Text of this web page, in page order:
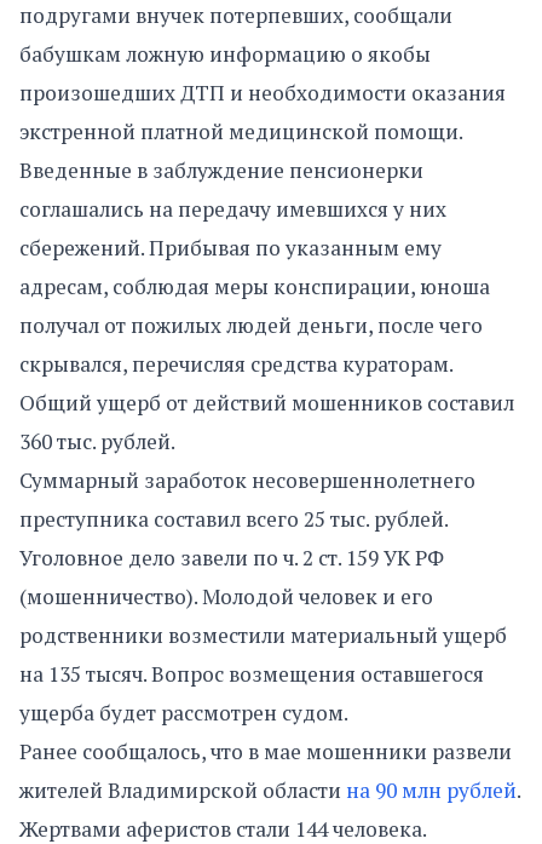
подругами внучек потерпевших, сообщали
бабушкам ложную информацию о якобы
произошедших ДТП и необходимости оказания
экстренной платной медицинской помощи.
Введенные в заблуждение пенсионерки
соглашались на передачу имевшихся у них
сбережений. Прибывая по указанным ему
адресам, соблюдая меры конспирации, юноша
получал от пожилых людей деньги, после чего
скрывался, перечисляя средства кураторам.
Общий ущерб от действий мошенников составил
360 тыс. рублей.
Суммарный заработок несовершеннолетнего
преступника составил всего 25 тыс. рублей.
Уголовное дело завели по ч. 2 ст. 159 УК РФ
(мошенничество). Молодой человек и его
родственники возместили материальный ущерб
на 135 тысяч. Вопрос возмещения оставшегося
ущерба будет рассмотрен судом.
Ранее сообщалось, что в мае мошенники развели
жителей Владимирской области на 90 млн рублей.
Жертвами аферистов стали 144 человека.